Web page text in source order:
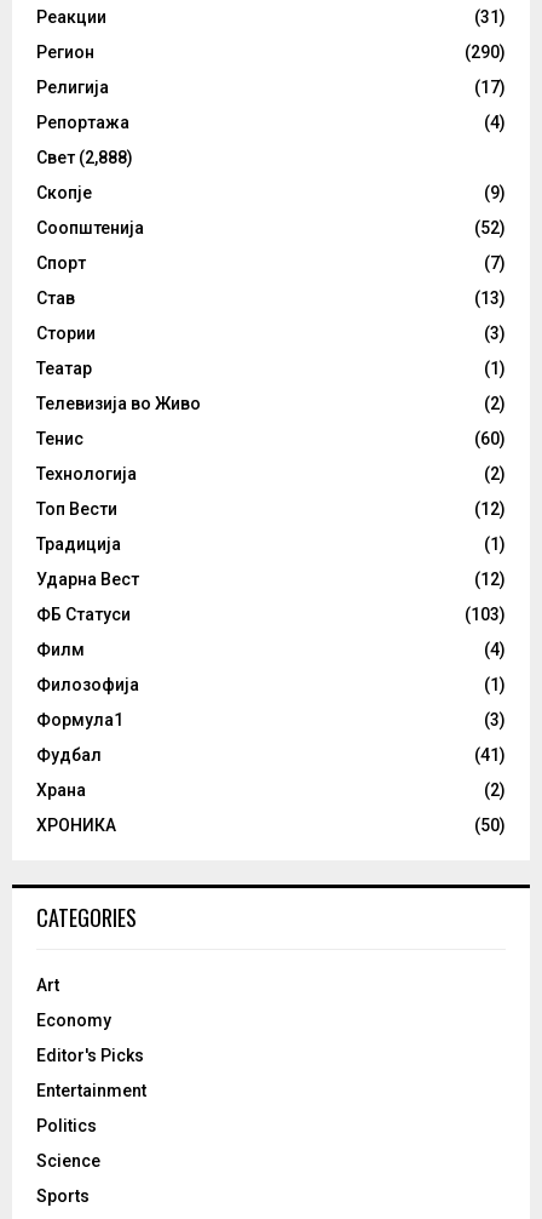
Реакции
(31)
Регион
(290)
Религија
(17)
Репортажа
(4)
Свет (2,888)
Скопје
(9)
Соопштенија
(52)
Спорт
(7)
Став
(13)
Стории
(3)
Театар
(1)
Телевизија во Живо
(2)
Тенис
(60)
Технологија
(2)
Топ Вести
(12)
Традиција
(1)
Ударна Вест
(12)
ФБ Статуси
(103)
Филм
(4)
Филозофија
(1)
Формула1
(3)
Фудбал
(41)
Храна
(2)
ХРОНИКА
(50)
CATEGORIES
Art
Economy
Editor's Picks
Entertainment
Politics
Science
Sports